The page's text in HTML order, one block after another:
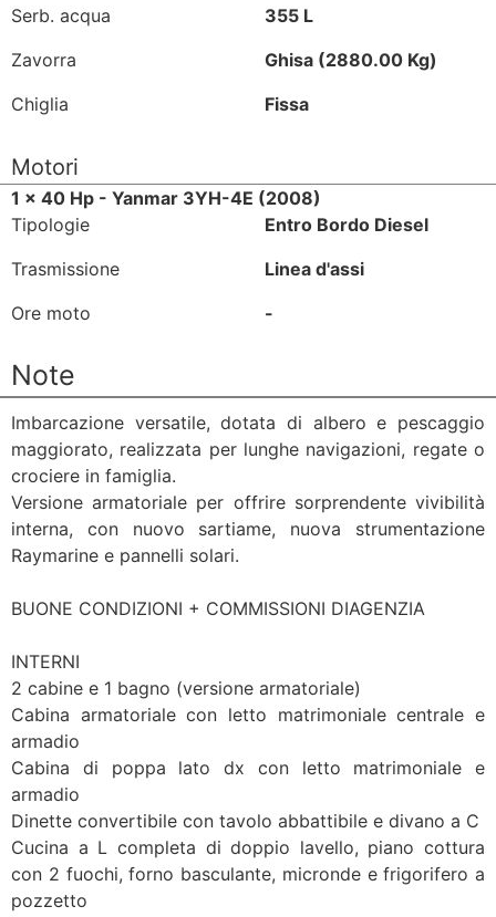
Serb. acqua
355 L
Zavorra
Ghisa (2880.00 Kg)
Chiglia
Fissa
Motori
1 x 40 Hp - Yanmar 3YH-4E (2008)
Tipologie
Entro Bordo Diesel
Trasmissione
Linea d'assi
Ore moto
-
Note
Imbarcazione versatile, dotata di albero e pescaggio
maggiorato, realizzata per lunghe navigazioni, regate o
crociere in famiglia.
Versione armatoriale per offrire sorprendente vivibilità
interna, con nuovo sartiame, nuova strumentazione
Raymarine e pannelli solari.
BUONE CONDIZIONI + COMMISSIONI DIAGENZIA
INTERNI
2 cabine e 1 bagno (versione armatoriale)
Cabina armatoriale con letto matrimoniale centrale e
armadio
Cabina di poppa lato dx con letto matrimoniale e
armadio
Dinette convertibile con tavolo abbattibile e divano a C
Cucina a L completa di doppio lavello, piano cottura
con 2 fuochi, forno basculante, micronde e frigorifero a
pozzetto